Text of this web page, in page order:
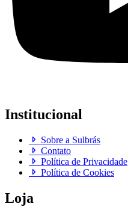
Institucional
Sobre a Sulbrás
Contato
Política de Privacidade
Política de Cookies
Loja